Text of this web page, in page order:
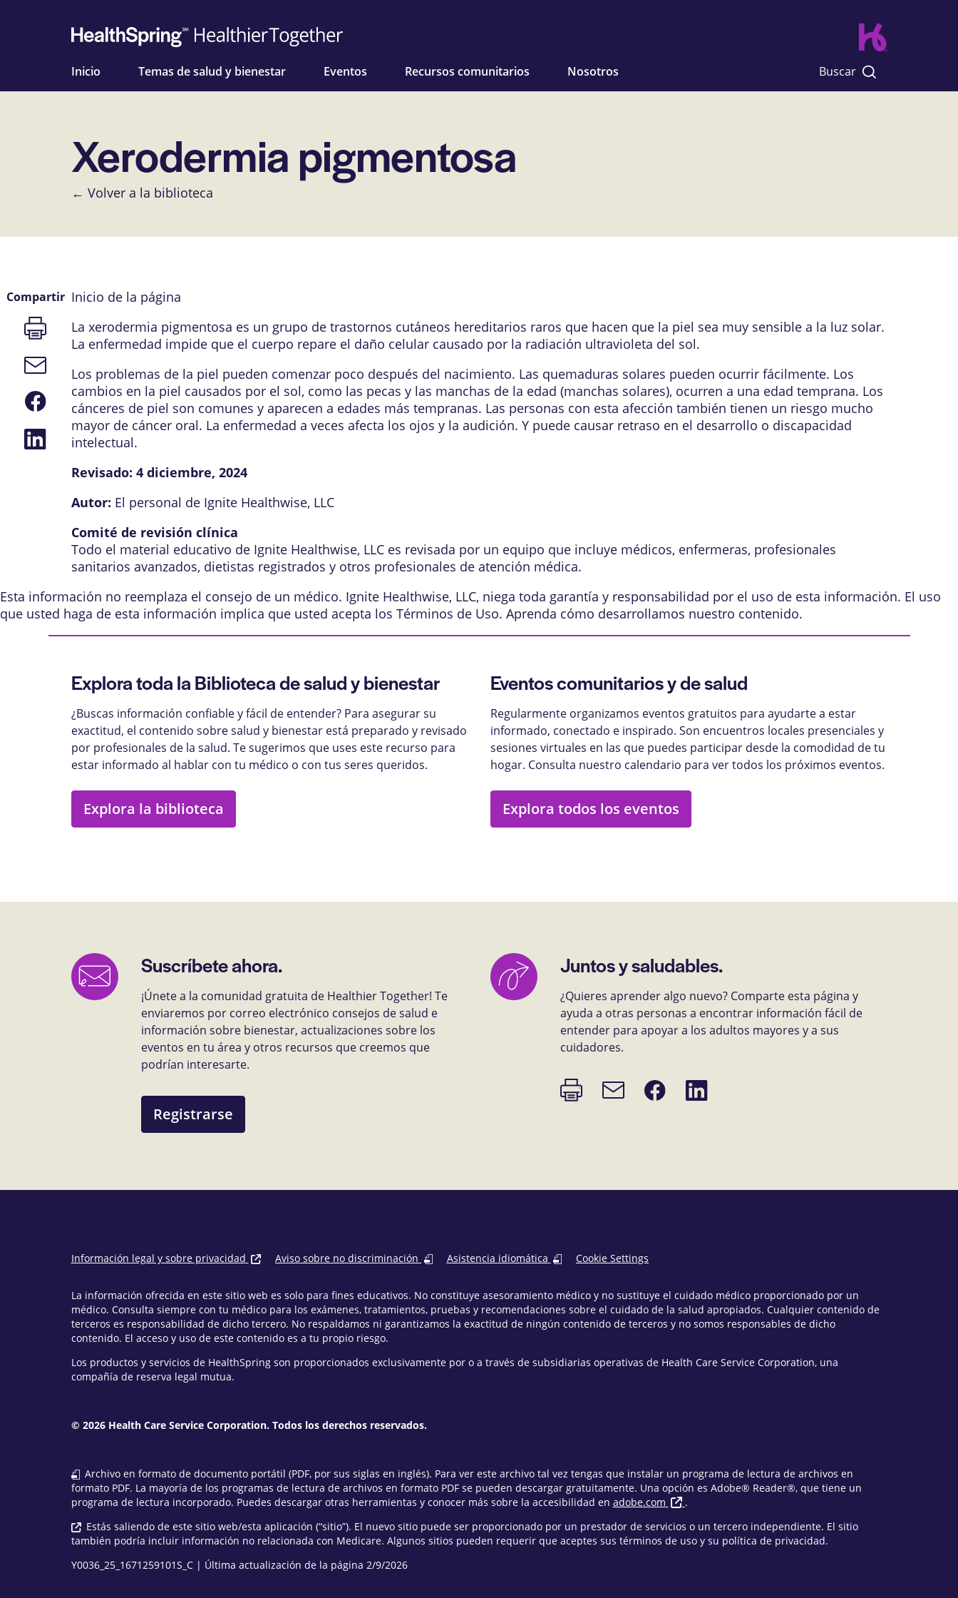
Inicio Temas de salud y bienestar Eventos Recursos comunitarios Nosotros Buscar
Xerodermia pigmentosa
← Volver a la biblioteca
Inicio de la página
La xerodermia pigmentosa es un grupo de trastornos cutáneos hereditarios raros que hacen que la piel sea muy sensible a la luz solar.
La enfermedad impide que el cuerpo repare el daño celular causado por la radiación ultravioleta del sol.
Los problemas de la piel pueden comenzar poco después del nacimiento. Las quemaduras solares pueden ocurrir fácilmente. Los
cambios en la piel causados por el sol, como las pecas y las manchas de la edad (manchas solares), ocurren a una edad temprana. Los
cánceres de piel son comunes y aparecen a edades más tempranas. Las personas con esta afección también tienen un riesgo mucho
mayor de cáncer oral. La enfermedad a veces afecta los ojos y la audición. Y puede causar retraso en el desarrollo o discapacidad
intelectual.
Revisado: 4 diciembre, 2024
Autor: El personal de Ignite Healthwise, LLC
Comité de revisión clínica
Todo el material educativo de Ignite Healthwise, LLC es revisada por un equipo que incluye médicos, enfermeras, profesionales
sanitarios avanzados, dietistas registrados y otros profesionales de atención médica.
Esta información no reemplaza el consejo de un médico. Ignite Healthwise, LLC, niega toda garantía y responsabilidad por el uso de esta información. El uso
que usted haga de esta información implica que usted acepta los Términos de Uso. Aprenda cómo desarrollamos nuestro contenido.
Explora toda la Biblioteca de salud y bienestar
¿Buscas información confiable y fácil de entender? Para asegurar su
exactitud, el contenido sobre salud y bienestar está preparado y revisado
por profesionales de la salud. Te sugerimos que uses este recurso para
estar informado al hablar con tu médico o con tus seres queridos.
Explora la biblioteca
Eventos comunitarios y de salud
Regularmente organizamos eventos gratuitos para ayudarte a estar
informado, conectado e inspirado. Son encuentros locales presenciales y
sesiones virtuales en las que puedes participar desde la comodidad de tu
hogar. Consulta nuestro calendario para ver todos los próximos eventos.
Explora todos los eventos
Compartir
Imprimir
página
Enlace
de
correo
electrónico
Compartir
en
Facebook
Compartir
en
Suscríbete ahora.
¡Únete a la comunidad gratuita de Healthier Together! Te
enviaremos por correo electrónico consejos de salud e
información sobre bienestar, actualizaciones sobre los
eventos en tu área y otros recursos que creemos que
podrían interesarte.
Registrarse
Juntos y saludables.
¿Quieres aprender algo nuevo? Comparte esta página y
ayuda a otras personas a encontrar información fácil de
entender para apoyar a los adultos mayores y a sus
cuidadores.
Imprimir
página
Enlace
de
Compartir
en
Compartir
en
Información legal y sobre privacidad Aviso sobre no discriminación Asistencia idiomática Cookie Settings
La información ofrecida en este sitio web es solo para fines educativos. No constituye asesoramiento médico y no sustituye el cuidado médico proporcionado por un
médico. Consulta siempre con tu médico para los exámenes, tratamientos, pruebas y recomendaciones sobre el cuidado de la salud apropiados. Cualquier contenido de
terceros es responsabilidad de dicho tercero. No respaldamos ni garantizamos la exactitud de ningún contenido de terceros y no somos responsables de dicho
contenido. El acceso y uso de este contenido es a tu propio riesgo.
Los productos y servicios de HealthSpring son proporcionados exclusivamente por o a través de subsidiarias operativas de Health Care Service Corporation, una
compañía de reserva legal mutua.
© 2026 Health Care Service Corporation. Todos los derechos reservados.
Archivo en formato de documento portátil (PDF, por sus siglas en inglés). Para ver este archivo tal vez tengas que instalar un programa de lectura de archivos en
formato PDF. La mayoría de los programas de lectura de archivos en formato PDF se pueden descargar gratuitamente. Una opción es Adobe® Reader®, que tiene un
programa de lectura incorporado. Puedes descargar otras herramientas y conocer más sobre la accesibilidad en adobe.com
.
Estás saliendo de este sitio web/esta aplicación (“sitio”). El nuevo sitio puede ser proporcionado por un prestador de servicios o un tercero independiente. El sitio
también podría incluir información no relacionada con Medicare. Algunos sitios pueden requerir que aceptes sus términos de uso y su política de privacidad.
Y0036_25_1671259101S_C | Última actualización de la página 2/9/2026